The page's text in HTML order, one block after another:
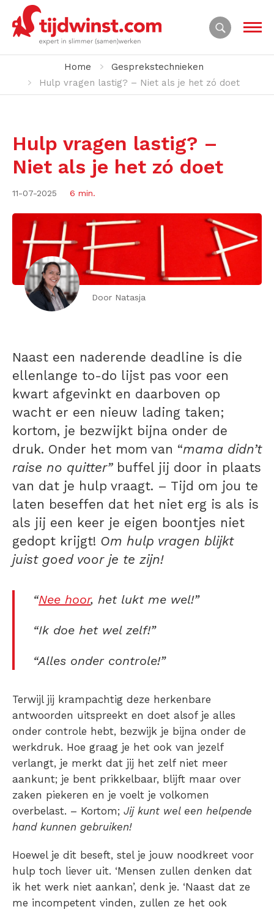
Home
Gesprekstechnieken
Hulp vragen lastig? – Niet als je het zó doet
Hulp vragen lastig? –
Niet als je het zó doet
11-07-2025 6 min.
Door Natasja
Naast een naderende deadline is die
ellenlange to-do lijst pas voor een
kwart afgevinkt en daarboven op
wacht er een nieuw lading taken;
kortom, je bezwijkt bijna onder de
druk. Onder het mom van “mama didn’t
raise no quitter” buffel jij door in plaats
van dat je hulp vraagt. – Tijd om jou te
laten beseffen dat het niet erg is als is
als jij een keer je eigen boontjes niet
gedopt krijgt! Om hulp vragen blijkt
juist goed voor je te zijn!
“Nee hoor, het lukt me wel!”
“Ik doe het wel zelf!”
“Alles onder controle!”
Terwijl jij krampachtig deze herkenbare
antwoorden uitspreekt en doet alsof je alles
onder controle hebt, bezwijk je bijna onder de
werkdruk. Hoe graag je het ook van jezelf
verlangt, je merkt dat jij het zelf niet meer
aankunt; je bent prikkelbaar, blijft maar over
zaken piekeren en je voelt je volkomen
overbelast. – Kortom; Jij kunt wel een helpende
hand kunnen gebruiken!
Hoewel je dit beseft, stel je jouw noodkreet voor
hulp toch liever uit. ‘Mensen zullen denken dat
ik het werk niet aankan’, denk je. ‘Naast dat ze
me incompetent vinden, zullen ze het ook